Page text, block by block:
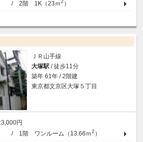
/ 2階 1K（23ｍ ）
ＪＲ山手線
大塚駅 / 徒歩11分
築年 61年 / 2階建
東京都文京区大塚５丁目
3,000円
/ 1階 ワンルーム（13.66ｍ2 ）